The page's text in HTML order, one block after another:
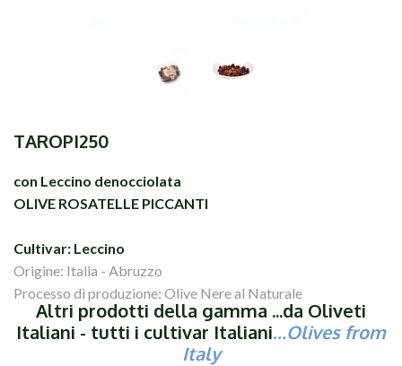
TAROPI250
con Leccino denocciolata
OLIVE ROSATELLE PICCANTI
Cultivar: Leccino
Origine: Italia - Abruzzo
Processo di produzione: Olive Nere al Naturale
Altri prodotti della gamma ...da Oliveti
Italiani - tutti i cultivar Italiani...Olives from
Italy